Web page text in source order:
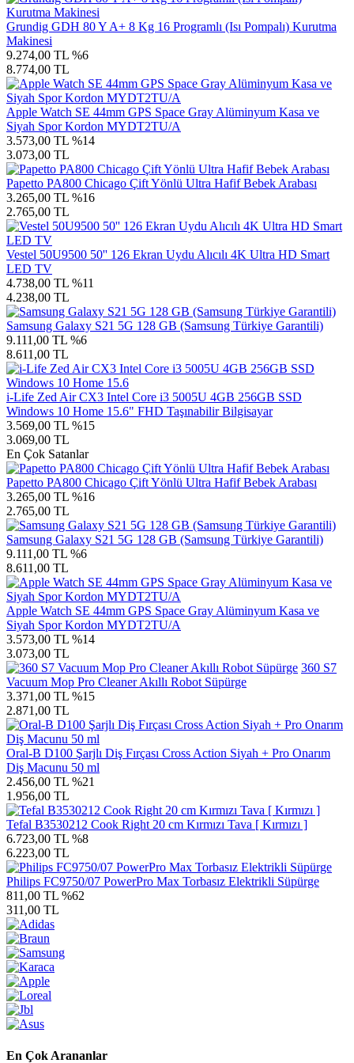
Grundig GDH 80 Y A+ 8 Kg 16 Programlı (Isı Pompalı) Kurutma
Makinesi
9.274,00 TL %6
8.774,00 TL
Apple Watch SE 44mm GPS Space Gray Alüminyum Kasa ve
Siyah Spor Kordon MYDT2TU/A
3.573,00 TL %14
3.073,00 TL
Papetto PA800 Chicago Çift Yönlü Ultra Hafif Bebek Arabası
3.265,00 TL %16
2.765,00 TL
Vestel 50U9500 50'' 126 Ekran Uydu Alıcılı 4K Ultra HD Smart
LED TV
4.738,00 TL %11
4.238,00 TL
Samsung Galaxy S21 5G 128 GB (Samsung Türkiye Garantili)
9.111,00 TL %6
8.611,00 TL
i-Life Zed Air CX3 Intel Core i3 5005U 4GB 256GB SSD
Windows 10 Home 15.6" FHD Taşınabilir Bilgisayar
3.569,00 TL %15
3.069,00 TL
En Çok Satanlar
Papetto PA800 Chicago Çift Yönlü Ultra Hafif Bebek Arabası
3.265,00 TL %16
2.765,00 TL
Samsung Galaxy S21 5G 128 GB (Samsung Türkiye Garantili)
9.111,00 TL %6
8.611,00 TL
Apple Watch SE 44mm GPS Space Gray Alüminyum Kasa ve
Siyah Spor Kordon MYDT2TU/A
3.573,00 TL %14
3.073,00 TL
360 S7
Vacuum Mop Pro Cleaner Akıllı Robot Süpürge
3.371,00 TL %15
2.871,00 TL
Oral-B D100 Şarjlı Diş Fırçası Cross Action Siyah + Pro Onarım
Diş Macunu 50 ml
2.456,00 TL %21
1.956,00 TL
Tefal B3530212 Cook Right 20 cm Kırmızı Tava [ Kırmızı ]
6.723,00 TL %8
6.223,00 TL
Philips FC9750/07 PowerPro Max Torbasız Elektrikli Süpürge
811,00 TL %62
311,00 TL
En Çok Arananlar